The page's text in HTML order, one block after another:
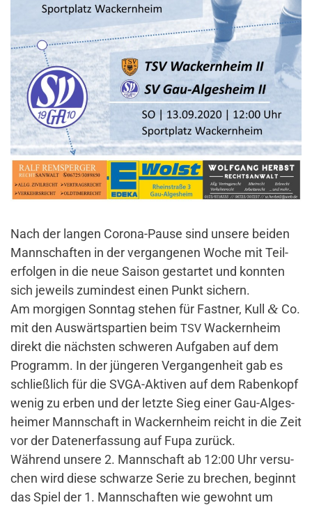
Nach der langen Corona-Pause sind unsere beiden
Mann­schaften in der ver­gan­genen Woche mit Teil­
erfolgen in die neue Saison gestartet und konnten
sich jeweils zumin­dest einen Punkt sichern.
Am mor­gigen Sonntag stehen für Fastner, Kull & Co.
mit den Aus­wärts­par­tien beim TSV Wackern­heim
direkt die nächsten schweren Auf­gaben auf dem
Pro­gramm. In der jün­geren Ver­gan­gen­heit gab es
schließ­lich für die SVGA-Aktiven auf dem Raben­kopf
wenig zu erben und der letzte Sieg einer Gau-Alges­
heimer Mann­schaft in Wackern­heim reicht in die Zeit
vor der Daten­er­fas­sung auf Fupa zurück.
Wäh­rend unsere 2. Mann­schaft ab 12:00 Uhr ver­su­
chen wird diese schwarze Serie zu bre­chen, beginnt
das Spiel der 1. Mann­schaften wie gewohnt um